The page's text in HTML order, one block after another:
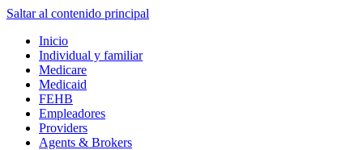
Saltar al contenido principal
Inicio
Individual y familiar
Medicare
Medicaid
FEHB
Empleadores
Providers
Agents & Brokers